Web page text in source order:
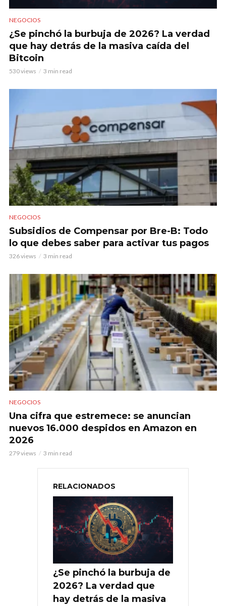
NEGOCIOS
¿Se pinchó la burbuja de 2026? La verdad
que hay detrás de la masiva caída del
Bitcoin
530 views 3 min read
NEGOCIOS
Subsidios de Compensar por Bre-B: Todo
lo que debes saber para activar tus pagos
326 views 3 min read
NEGOCIOS
Una cifra que estremece: se anuncian
nuevos 16.000 despidos en Amazon en
2026
279 views 3 min read
RELACIONADOS
¿Se pinchó la burbuja de
2026? La verdad que
hay detrás de la masiva